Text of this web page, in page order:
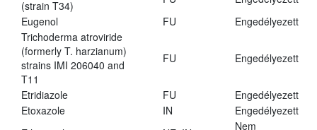
(strain T34)
Eugenol
FU
Engedélyezett
Trichoderma atroviride
(formerly T. harzianum)
strains IMI 206040 and
T11
FU Engedélyezett
Etridiazole FU
Engedélyezett
Etoxazole
IN
Engedélyezett
Nem